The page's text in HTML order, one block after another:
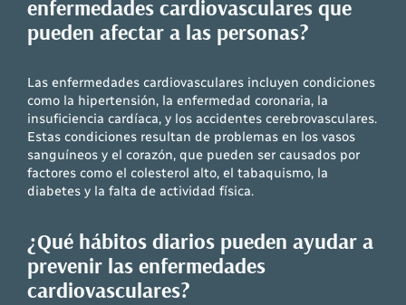
enfermedades cardiovasculares que
pueden afectar a las personas?
Las enfermedades cardiovasculares incluyen condiciones
como la hipertensión, la enfermedad coronaria, la
insuficiencia cardíaca, y los accidentes cerebrovasculares.
Estas condiciones resultan de problemas en los vasos
sanguíneos y el corazón, que pueden ser causados por
factores como el colesterol alto, el tabaquismo, la
diabetes y la falta de actividad física.
¿Qué hábitos diarios pueden ayudar a
prevenir las enfermedades
cardiovasculares?